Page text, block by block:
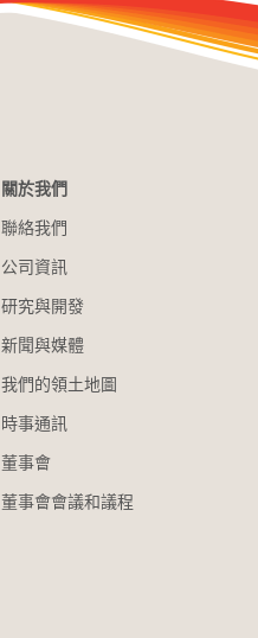
關於我們
聯絡我們
公司資訊
研究與開發
新聞與媒體
我們的領土地圖
時事通訊
董事會
董事會會議和議程